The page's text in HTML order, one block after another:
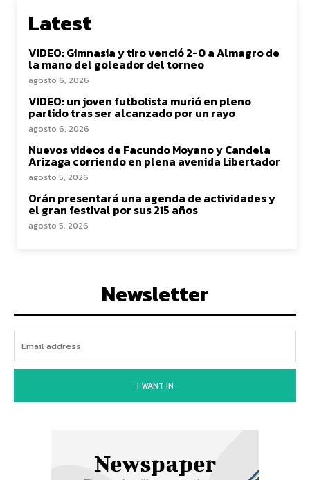
Latest
VIDEO: Gimnasia y tiro venció 2-0 a Almagro de
la mano del goleador del torneo
agosto 6, 2026
VIDEO: un joven futbolista murió en pleno
partido tras ser alcanzado por un rayo
agosto 6, 2026
Nuevos videos de Facundo Moyano y Candela
Arizaga corriendo en plena avenida Libertador
agosto 5, 2026
Orán presentará una agenda de actividades y
el gran festival por sus 215 años
agosto 5, 2026
Newsletter
I WANT IN